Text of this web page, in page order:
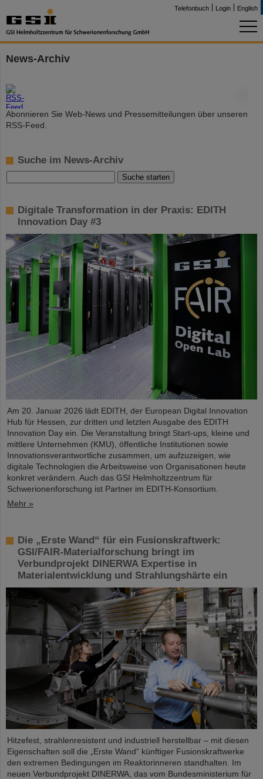
Telefonbuch Login English
News-Archiv
Abonnieren Sie Web-News und Pressemitteilungen über unseren
RSS-Feed.
Suche im News-Archiv
Digitale Transformation in der Praxis: EDITH
Innovation Day #3
Am 20. Januar 2026 lädt EDITH, der European Digital Innovation
Hub für Hessen, zur dritten und letzten Ausgabe des EDITH
Innovation Day ein. Die Veranstaltung bringt Start-ups, kleine und
mittlere Unternehmen (KMU), öffentliche Institutionen sowie
Innovationsverantwortliche zusammen, um aufzuzeigen, wie
digitale Technologien die Arbeitsweise von Organisationen heute
konkret verändern. Auch das GSI Helmholtzzentrum für
Schwerionenforschung ist Partner im EDITH-Konsortium.
Mehr »
Die „Erste Wand“ für ein Fusionskraftwerk:
GSI/FAIR-Materialforschung bringt im
Verbundprojekt DINERWA Expertise in
Materialentwicklung und Strahlungshärte ein
Hitzefest, strahlenresistent und industriell herstellbar – mit diesen
Eigenschaften soll die „Erste Wand“ künftiger Fusionskraftwerke
den extremen Bedingungen im Reaktorinneren standhalten. Im
neuen Verbundprojekt DINERWA, das vom Bundesministerium für